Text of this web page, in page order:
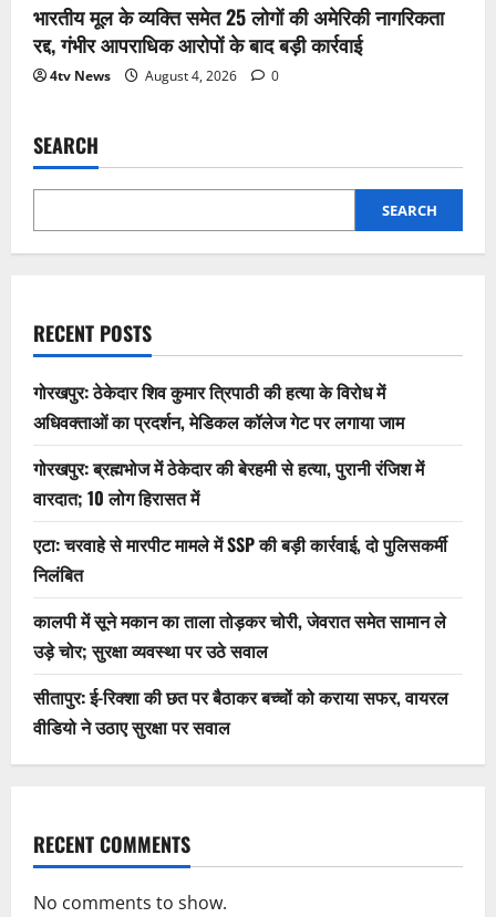
भारतीय मूल के व्यक्ति समेत 25 लोगों की अमेरिकी नागरिकता
रद्द, गंभीर आपराधिक आरोपों के बाद बड़ी कार्रवाई
4tv News August 4, 2026 0
SEARCH
SEARCH
RECENT POSTS
गोरखपुर: ठेकेदार शिव कुमार त्रिपाठी की हत्या के विरोध में
अधिवक्ताओं का प्रदर्शन, मेडिकल कॉलेज गेट पर लगाया जाम
गोरखपुर: ब्रह्मभोज में ठेकेदार की बेरहमी से हत्या, पुरानी रंजिश में
वारदात; 10 लोग हिरासत में
एटा: चरवाहे से मारपीट मामले में SSP की बड़ी कार्रवाई, दो पुलिसकर्मी
निलंबित
कालपी में सूने मकान का ताला तोड़कर चोरी, जेवरात समेत सामान ले
उड़े चोर; सुरक्षा व्यवस्था पर उठे सवाल
सीतापुर: ई-रिक्शा की छत पर बैठाकर बच्चों को कराया सफर, वायरल
वीडियो ने उठाए सुरक्षा पर सवाल
RECENT COMMENTS
No comments to show.